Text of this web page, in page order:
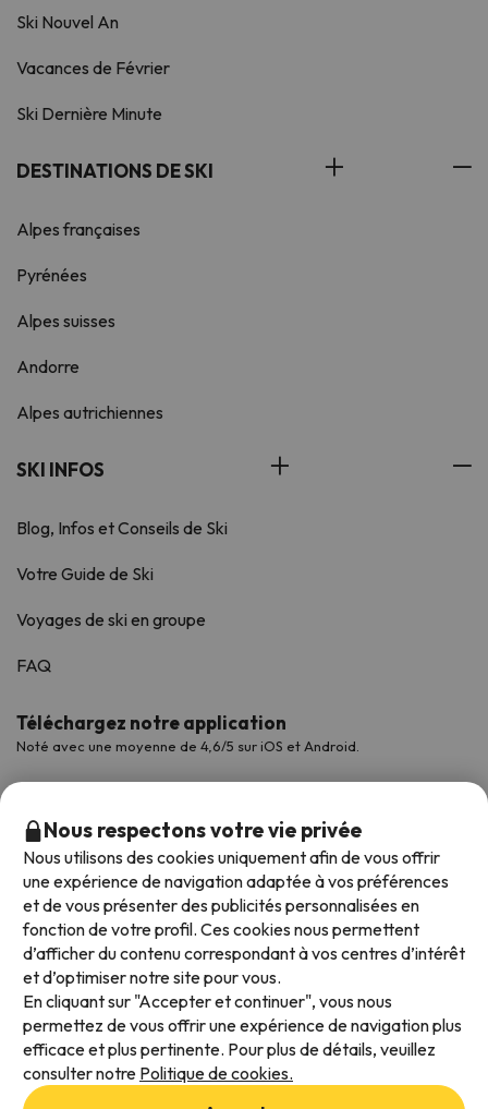
Ski Nouvel An
Vacances de Février
Ski Dernière Minute
DESTINATIONS DE SKI
Alpes françaises
Pyrénées
Alpes suisses
Andorre
Alpes autrichiennes
SKI INFOS
Blog, Infos et Conseils de Ski
Votre Guide de Ski
Voyages de ski en groupe
FAQ
Téléchargez notre application
Noté avec une moyenne de 4,6/5 sur iOS et Android.
Modes de paiement disponibles
Nous respectons votre vie privée
Nous utilisons des cookies uniquement afin de vous offrir
une expérience de navigation adaptée à vos préférences
et de vous présenter des publicités personnalisées en
fonction de votre profil. Ces cookies nous permettent
d’afficher du contenu correspondant à vos centres d’intérêt
et d’optimiser notre site pour vous.
En cliquant sur "Accepter et continuer", vous nous
permettez de vous offrir une expérience de navigation plus
efficace et plus pertinente. Pour plus de détails, veuillez
consulter notre Politique de cookies.